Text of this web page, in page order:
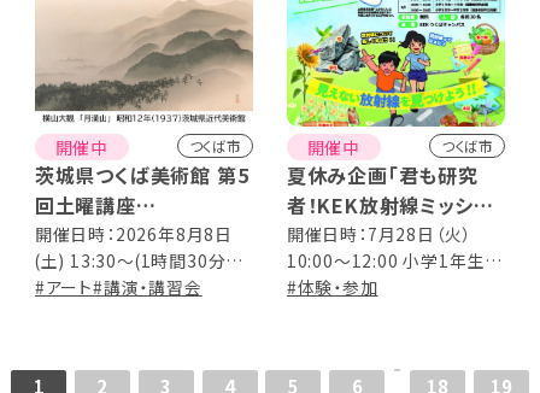
開催中 つくば市
茨城県つくば美術館 第5
回土曜講座
「星に願いを 月に祈り
を」展作品紹介
開催日時：2026年8月8日
(土) 13:30～(1時間30分程
度)
#アート#講演・講習会
開催中 つくば市
夏休み企画「君も研究
者！KEK放射線ミッショ
ン」
開催日時：7月28日（火）
10:00～12:00 小学1年生～
4年生（保護者同伴必須） 7
護者同伴は任意） 8月8日
#体験・参加
1 2 3 4 5 6 18 19